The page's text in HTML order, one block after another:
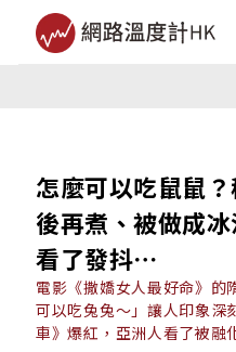
怎麼可以吃鼠鼠
後再煮、被做成
看了發抖⋯
電影《撒嬌女人最好命》的
可以吃兔兔～」讓人印象深
車》爆紅，亞洲人看了被融